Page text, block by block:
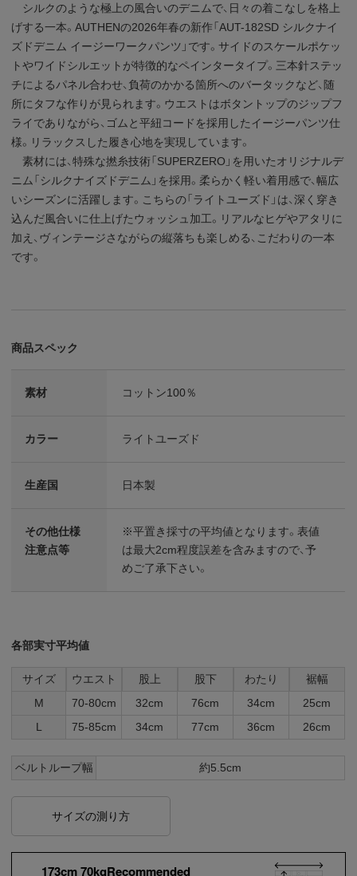
シルクのような極上の風合いのデニムで、日々の着こなしを格上
げする一本。AUTHENの2026年春の新作「AUT-182SD シルクナイ
ズドデニム イージーワークパンツ」です。サイドのスケールポケッ
トやワイドシルエットが特徴的なペインタータイプ。三本針ステッ
チによるパネル合わせ、負荷のかかる箇所へのバータックなど、随
所にタフな作りが見られます。ウエストはボタントップのジップフ
ライでありながら、ゴムと平紐コードを採用したイージーパンツ仕
様。リラックスした履き心地を実現しています。
素材には、特殊な撚糸技術「SUPERZERO」を用いたオリジナルデ
ニム「シルクナイズドデニム」を採用。柔らかく軽い着用感で、幅広
いシーズンに活躍します。こちらの「ライトユーズド」は、深く穿き
込んだ風合いに仕上げたウォッシュ加工。リアルなヒゲやアタリに
加え、ヴィンテージさながらの縦落ちも楽しめる、こだわりの一本
です。
商品スペック
素材 コットン100％
カラー ライトユーズド
生産国 日本製
その他仕様
注意点等
※平置き採寸の平均値となります。表値
は最大2cm程度誤差を含みますので、予
めご了承下さい。
各部実寸平均値
サイズ ウエスト 股上 股下 わたり
裾幅
M
70-80cm 32cm 76cm 34cm
25cm
L
75-85cm 34cm 77cm 36cm 26cm
ベルトループ幅 約5.5cm
サイズの測り方
173cm 70kgRecommended